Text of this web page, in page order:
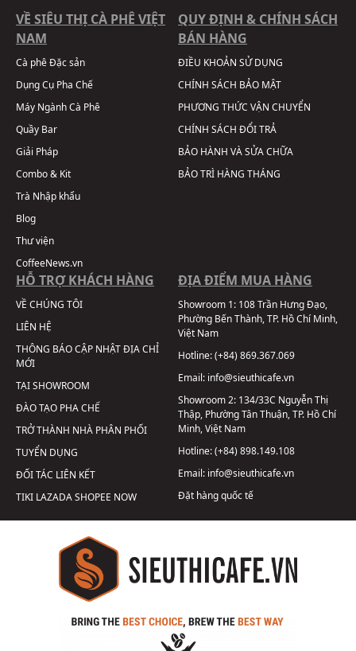
VỀ SIÊU THỊ CÀ PHÊ VIỆT
NAM
Cà phê Đặc sản
Dụng Cụ Pha Chế
Máy Ngành Cà Phê
Quầy Bar
Giải Pháp
Combo & Kit
Trà Nhập khẩu
Blog
Thư viện
CoffeeNews.vn
QUY ĐỊNH & CHÍNH SÁCH
BÁN HÀNG
ĐIỀU KHOẢN SỬ DỤNG
CHÍNH SÁCH BẢO MẬT
PHƯƠNG THỨC VẬN CHUYỂN
CHÍNH SÁCH ĐỔI TRẢ
BẢO HÀNH VÀ SỬA CHỮA
BẢO TRÌ HÀNG THÁNG
HỖ TRỢ KHÁCH HÀNG
VỀ CHÚNG TÔI
LIÊN HỆ
THÔNG BÁO CẬP NHẬT ĐỊA CHỈ
MỚI
TẠI SHOWROOM
ĐÀO TẠO PHA CHẾ
TRỞ THÀNH NHÀ PHÂN PHỐI
TUYỂN DỤNG
ĐỐI TÁC LIÊN KẾT
TIKI LAZADASHOPEE NOW
ĐỊA ĐIỂM MUA HÀNG
Showroom 1: 108 Trần Hưng Đạo,
Phường Bến Thành, TP. Hồ Chí Minh,
Việt Nam
Hotline:(+84) 869.367.069
Email: info@sieuthicafe.vn
Showroom 2: 134/33C Nguyễn Thị
Thập, Phường Tân Thuận, TP. Hồ Chí
Minh, Việt Nam
Hotline:(+84) 898.149.108
Email: info@sieuthicafe.vn
Đặt hàng quốc tế